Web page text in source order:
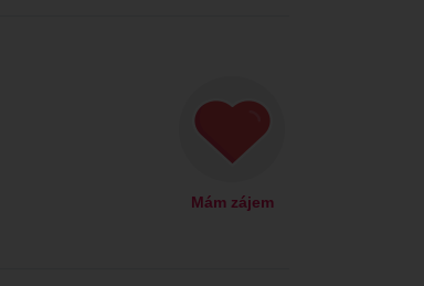
Mám zájem